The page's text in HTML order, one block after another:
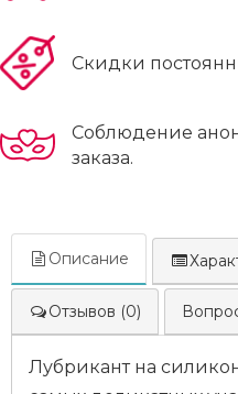
Скидки
Соблюдение
заказа.
Описание
Отзывов (0)
Лубрикант на